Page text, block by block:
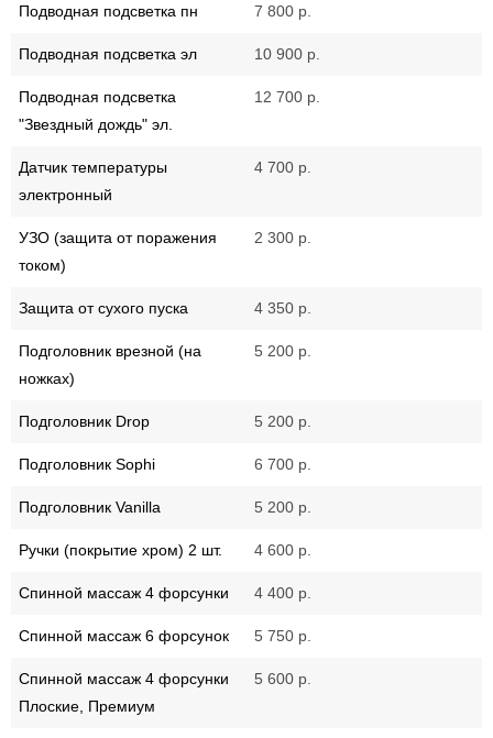
Подводная подсветка пн 7 800 р.
Подводная подсветка эл 10 900 р.
Подводная подсветка
"Звездный дождь" эл.
12 700 р.
Датчик температуры
электронный
4 700 р.
УЗО (защита от поражения
током)
2 300 р.
Защита от сухого пуска 4 350 р.
Подголовник врезной (на
ножках)
5 200 р.
Подголовник Drop 5 200 р.
Подголовник Sophi 6 700 р.
Подголовник Vanilla 5 200 р.
Ручки (покрытие хром) 2 шт. 4 600 р.
Спинной массаж 4 форсунки 4 400 р.
Спинной массаж 6 форсунок 5 750 р.
Спинной массаж 4 форсунки
Плоские, Премиум
5 600 р.